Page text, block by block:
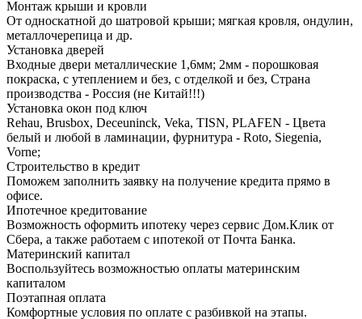
Монтаж крыши и кровли
От односкатной до шатровой крыши; мягкая кровля, ондулин,
металлочерепица и др.
Установка дверей
Входные двери металлические 1,6мм; 2мм - порошковая
покраска, с утеплением и без, с отделкой и без, Страна
производства - Россия (не Китай!!!)
Установка окон под ключ
Rehau, Brusbox, Deceuninck, Veka, TISN, PLAFEN - Цвета
белый и любой в ламинации, фурнитура - Roto, Siegenia,
Vorne;
Строительство в кредит
Поможем заполнить заявку на получение кредита прямо в
офисе.
Ипотечное кредитование
Возможность оформить ипотеку через сервис Дом.Клик от
Сбера, а также работаем с ипотекой от Почта Банка.
Материнский капитал
Воспользуйтесь возможностью оплаты материнским
капиталом
Поэтапная оплата
Комфортные условия по оплате с разбивкой на этапы.